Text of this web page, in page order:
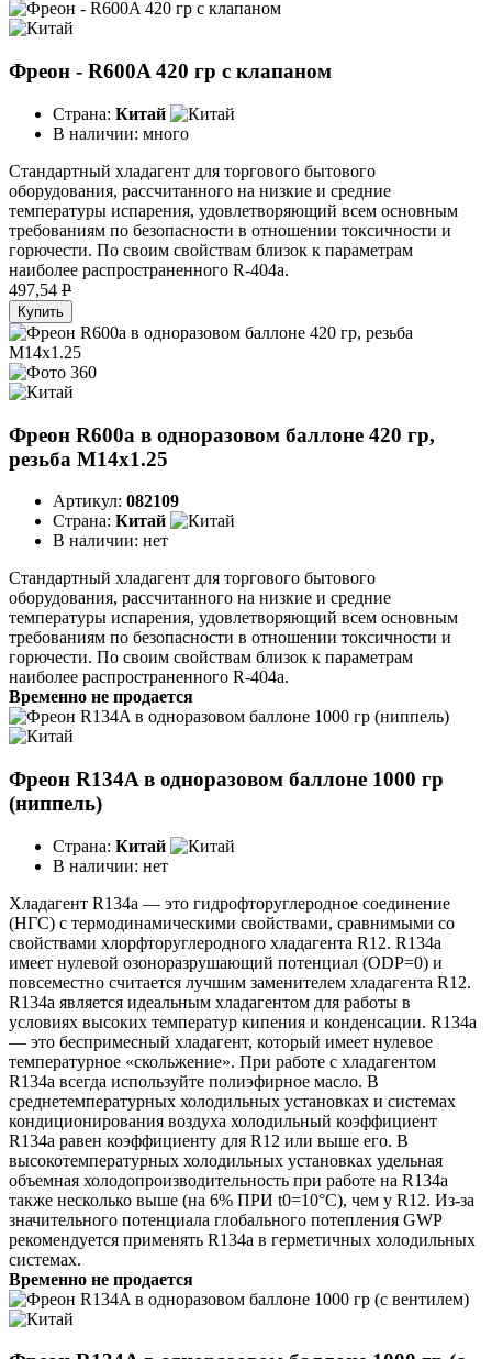
Фреон - R600A 420 гр с клапаном
Страна: Китай
В наличии: много
Стандартный хладагент для торгового бытового
оборудования, рассчитанного на низкие и средние
температуры испарения, удовлетворяющий всем основным
требованиям по безопасности в отношении токсичности и
горючести. По своим свойствам близок к параметрам
наиболее распространенного R-404a.
497,54 P
Купить
Фреон R600a в одноразовом баллоне 420 гр,
резьба M14x1.25
Артикул: 082109
Страна: Китай
В наличии: нет
Стандартный хладагент для торгового бытового
оборудования, рассчитанного на низкие и средние
температуры испарения, удовлетворяющий всем основным
требованиям по безопасности в отношении токсичности и
горючести. По своим свойствам близок к параметрам
наиболее распространенного R-404a.
Временно не продается
Фреон R134A в одноразовом баллоне 1000 гр
(ниппель)
Страна: Китай
В наличии: нет
Хладагент R134a — это гидрофторуглеродное соединение
(НГС) с термодинамическими свойствами, сравнимыми со
свойствами хлорфторуглеродного хладагента R12. R134a
имеет нулевой озоноразрушающий потенциал (ODP=0) и
повсеместно считается лучшим заменителем хладагента R12.
R134а является идеальным хладагентом для работы в
условиях высоких температур кипения и конденсации. R134а
— это беспримесный хладагент, который имеет нулевое
температурное «скольжение». При работе с хладагентом
R134а всегда используйте полиэфирное масло. В
среднетемпературных холодильных установках и системах
кондиционирования воздуха холодильный коэффициент
R134a равен коэффициенту для R12 или выше его. В
высокотемпературных холодильных установках удельная
объемная холодопроизводительность при работе на R134a
также несколько выше (на 6% ПРИ t0=10°С), чем у R12. Из-за
значительного потенциала глобального потепления GWP
рекомендуется применять R134а в герметичных холодильных
системах.
Временно не продается